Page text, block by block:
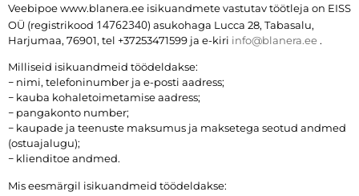
Veebipoe www.blanera.ee isikuandmete vastutav töötleja on EISS
OÜ (registrikood 14762340) asukohaga Lucca 28, Tabasalu,
Harjumaa, 76901, tel +37253471599 ja e-kiri info@blanera.ee .
Milliseid isikuandmeid töödeldakse:
− nimi, telefoninumber ja e-posti aadress;
− kauba kohaletoimetamise aadress;
− pangakonto number;
− kaupade ja teenuste maksumus ja maksetega seotud andmed
(ostuajalugu);
− klienditoe andmed.
Mis eesmärgil isikuandmeid töödeldakse: